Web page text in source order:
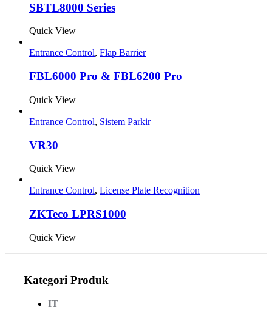
SBTL8000 Series
Quick View
Entrance Control, Flap Barrier
FBL6000 Pro & FBL6200 Pro
Quick View
Entrance Control, Sistem Parkir
VR30
Quick View
Entrance Control, License Plate Recognition
ZKTeco LPRS1000
Quick View
Kategori Produk
IT